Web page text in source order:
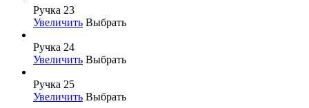
Ручка 23
Увеличить Выбрать
Ручка 24
Увеличить Выбрать
Ручка 25
Увеличить Выбрать